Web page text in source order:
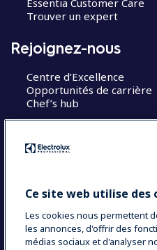
Essentia Customer Care
Trouver un expert
Rejoignez-nous
Centre d’Excellence
Opportunités de carrière
Chef’s hub
Ce site web utilise des
Les cookies nous permettent
les annonces, d'offrir des
médias sociaux et d'analyser